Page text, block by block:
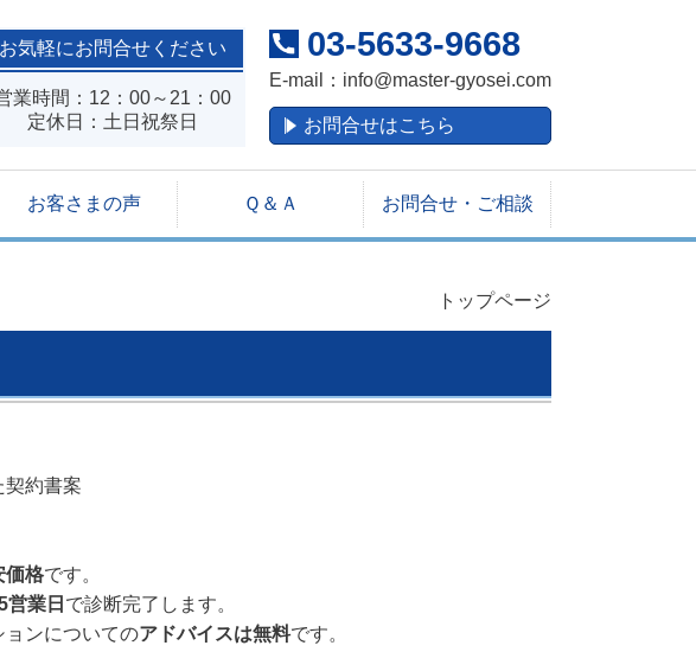
お気軽にお問合せください
業時間：12：00～21：00
定休日：土日祝祭日
03-5633-9668
E-mail： info@master-gyosei.com
お問合せはこちら
お客さまの声 Ｑ＆Ａ お問合せ・ご相談
トップページ
契約書案
価格です。
営業日 で診断完了します。
ンについてのアドバイスは無料です。